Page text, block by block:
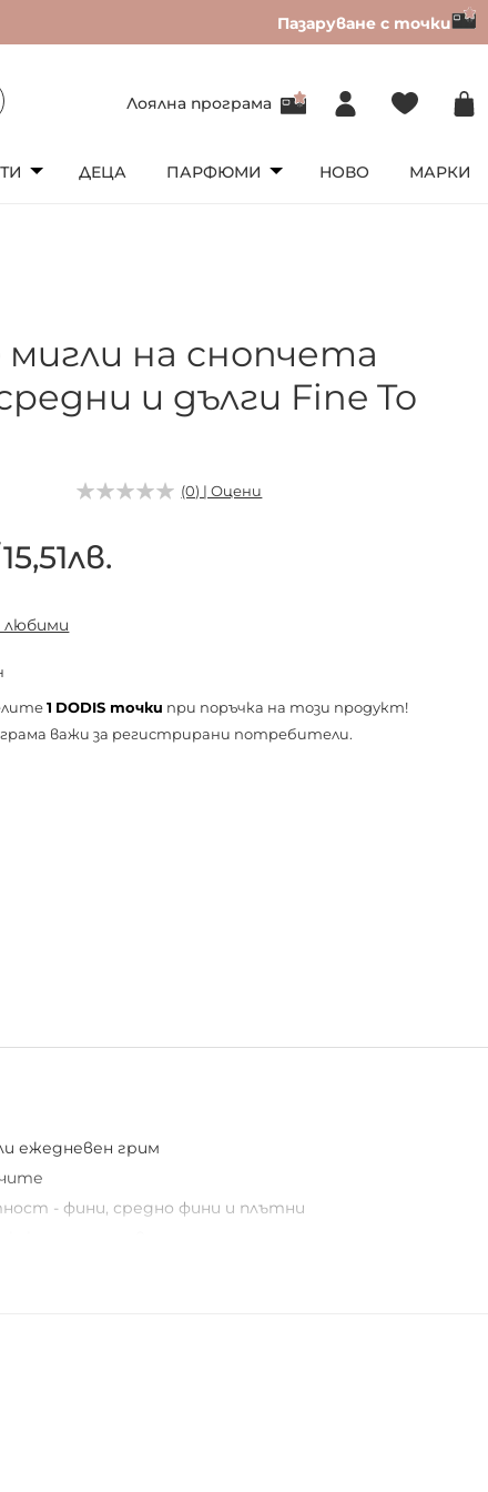
Пазаруване с точки
Лоялна програма
ДЕЦА ПАРФЮМИ НОВО МАРКИ
мигли на снопчета
и дълги Fine To
(0) | Оцени
15,51лв.
любими
1 DODIS точки при поръчка на този продукт!
важи за регистрирани потребители.
ежедневен грим
- фини, средно фини и плътни